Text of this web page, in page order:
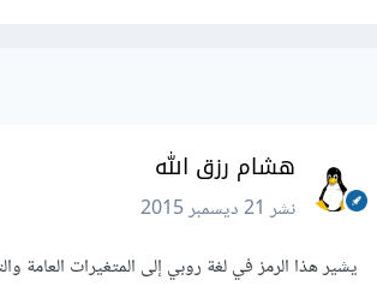
هشام رزق الله
نشر21 ديسمبر 2015
يشير هذا الرمز في لغة روبي إلى المتغيرات العامة